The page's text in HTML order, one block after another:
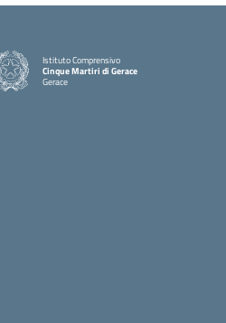
Istituto Comprensivo
Cinque Martiri di Gerace
Gerace